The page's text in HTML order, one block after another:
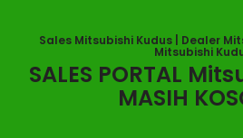
Sales Mitsubishi Kudus | Dealer
Mitsubishi
SALES PORTAL
MASIH